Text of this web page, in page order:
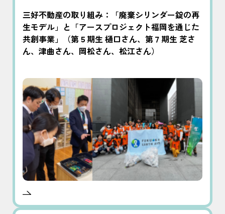
三好不動産の取り組み：「廃棄シリンダー錠の再
生モデル」と「アースプロジェクト福岡を通じた
共創事業」（第５期生 樋口さん、第７期生 芝さ
ん、津曲さん、岡松さん、松江さん）